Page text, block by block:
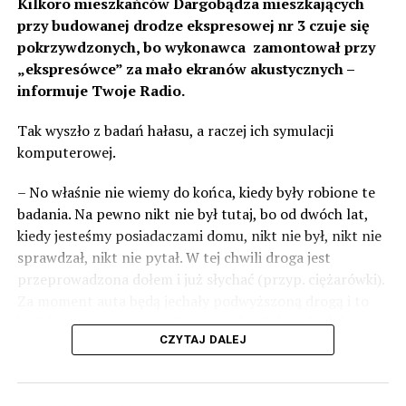
przy budowanej drodze ekspresowej nr 3 czuje się
pokrzywdzonych, bo wykonawca zamontował przy
„ekspresówce” za mało ekranów akustycznych –
informuje Twoje Radio.
Tak wyszło z badań hałasu, a raczej ich symulacji
komputerowej.
– No właśnie nie wiemy do końca, kiedy były robione te
badania. Na pewno nikt nie był tutaj, bo od dwóch lat,
kiedy jesteśmy posiadaczami domu, nikt nie był, nikt nie
sprawdzał, nikt nie pytał. W tej chwili droga jest
przeprowadzona dołem i już słychać (przyp. ciężarówki).
będzie czteropasmowa droga – mówi Sylwia Rudak,
mieszkanka Dargobądza.
Inwestor tłumaczy, że poluzowano normy i to co było
CZYTAJ DALEJ